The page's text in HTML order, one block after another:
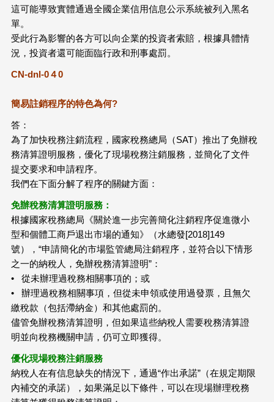
這可能導致實體通過全國企業信用信息公示系統被列入黑名
單。
受此行為影響的各方可以向企業的投資者索賠，根據具體情
況，投資者還可能面臨行政和刑事處罰。
CN-dnl-0４0
簡易註銷程序的特色為何?
答：
為了加快稅務注銷流程，國家稅務總局（SAT）推出了免辦稅
務清算證明服務，優化了現場稅務注銷服務，並簡化了文件
提交要求和申請程序。
我們在下面分解了程序的關鍵方面：
免辦稅務清算證明服務：
根據國家稅務總局《關於進一步完善簡化注銷程序促進微小
型和個體工商戶退出市場的通知》（水總發[2018]149
號），“申請簡化的市場監管總局注銷程序，並符合以下情形
之一的納稅人，免辦稅務清算證明”：
• 從未辦理過稅務相關事項的；或
• 辦理過稅務相關事項，但從未申領或使用過發票，且無欠
繳稅款（包括滯納金）和其他處罰的。
儘管免辦稅務清算證明，但如果這些納稅人需要稅務清算證
明並向稅務機關申請，仍可立即獲得。
優化現場稅務注銷服務
納稅人在有信息缺失的情況下，通過“作出承諾”（在規定期限
內補交的承諾），如果滿足以下條件，可以在現場辦理稅務